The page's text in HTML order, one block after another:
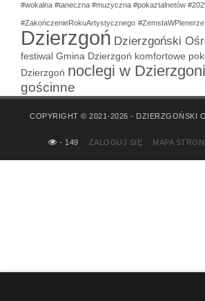
#wokalna #taneczna #muzyczna #pokaztalnetów
#ZakończenieRokuArtystycznego #ZemstaWPlenerze
Dzierzgoń Dzierzgoński
festiwal Gmina Dzierzgoń komfortowe
Dzierzgoń noclegi w
gościnne
COPYRIGHT © 2021-2026 - DZIERZGOŃSKI
- 149 ZALOGUJ SIĘ MAPA